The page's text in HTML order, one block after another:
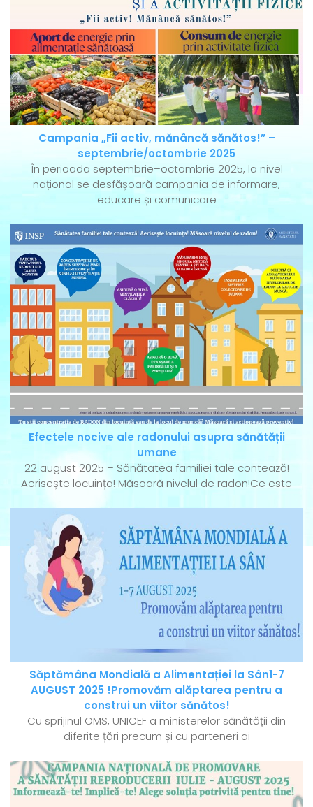
Campania „Fii activ, mănâncă sănătos!” –
septembrie/octombrie 2025
În perioada septembrie–octombrie 2025, la nivel
național se desfășoară campania de informare,
educare și comunicare
Efectele nocive ale radonului asupra sănătății
umane
22 august 2025 – Sănătatea familiei tale contează!
Aerisește locuința! Măsoară nivelul de radon!Ce este
Săptămâna Mondială a Alimentației la Sân1-7
AUGUST 2025 !Promovăm alăptarea pentru a
construi un viitor sănătos!
Cu sprijinul OMS, UNICEF a ministerelor sănătății din
diferite țări precum și cu parteneri ai